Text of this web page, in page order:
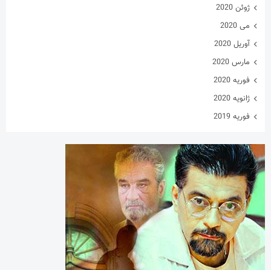
ژوئن 2020
می 2020
آوریل 2020
مارس 2020
فوریه 2020
ژانویه 2020
فوریه 2019